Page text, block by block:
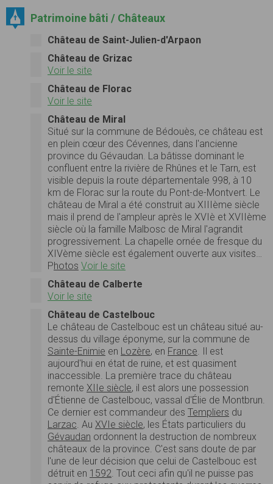
Patrimoine bâti / Châteaux
Château de Saint-Julien-d'Arpaon
Château de Grizac
Voir le site
Château de Florac
Voir le site
Château de Miral
Situé sur la commune de Bédouès, ce château est
en plein cœur des Cévennes, dans l'ancienne
province du Gévaudan. La bâtisse dominant le
confluent entre la rivière de Rhûnes et le Tarn, est
visible depuis la route départementale 998, à 10
km de Florac sur la route du Pont-de-Montvert. Le
château de Miral a été construit au XIIIème siècle
mais il prend de l'ampleur après le XVIè et XVIIème
siècle où la famille Malbosc de Miral l'agrandit
progressivement. La chapelle ornée de fresque du
XIVème siècle est également ouverte aux visites…
Photos Voir le site
Château de Calberte
Voir le site
Château de Castelbouc
Le château de Castelbouc est un château situé au-
dessus du village éponyme, sur la commune de
Sainte-Enimie en Lozère, en France. Il est
aujourd'hui en état de ruine, et est quasiment
inaccessible. La première trace du château
remonte XIIe siècle, il est alors une possession
d'Étienne de Castelbouc, vassal d'Élie de Montbrun.
Ce dernier est commandeur des Templiers du
Larzac. Au XVIe siècle, les États particuliers du
Gévaudan ordonnent la destruction de nombreux
châteaux de la province. C'est sans doute de par
l'une de leur décision que celui de Castelbouc est
détruit en 1592. Tout ceci afin qu'il ne puisse pas